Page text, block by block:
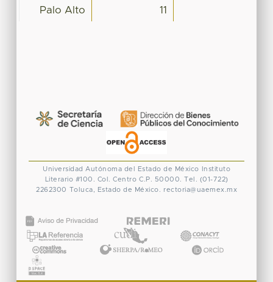
Palo Alto 11
Universidad Autónoma del Estado de México
Instituto
Literario #100. Col. Centro C.P. 50000. Tel. (01-722)
2262300 Toluca, Estado de México. rectoria@uaemex.mx